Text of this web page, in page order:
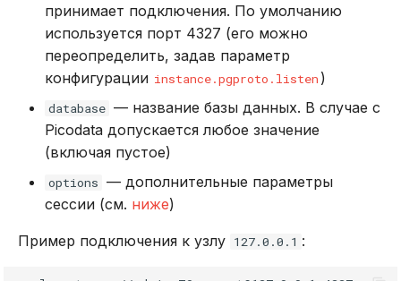
принимает подключения. По умолчанию
используется порт 4327 (его можно
переопределить, задав параметр
конфигурации instance.pgproto.listen )
database — название базы данных. В случае с
Picodata допускается любое значение
(включая пустое)
options — дополнительные параметры
сессии (см. ниже)
Пример подключения к узлу 127.0.0.1 :